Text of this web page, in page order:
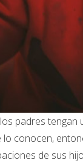
padres
conocen,
de sus